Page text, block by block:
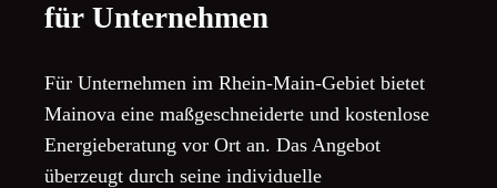
für Unternehmen
Für Unternehmen im Rhein-Main-Gebiet bietet
Mainova eine maßgeschneiderte und kostenlose
Energieberatung vor Ort an. Das Angebot
überzeugt durch seine individuelle